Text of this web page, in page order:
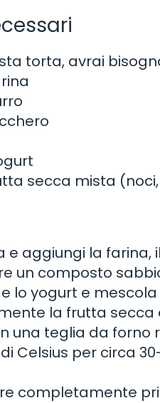
torta, avrai
secca mista
e aggiungi la
un composto
e lo yogurt e
la frutta secca
una teglia da
Celsius per circa
completamente